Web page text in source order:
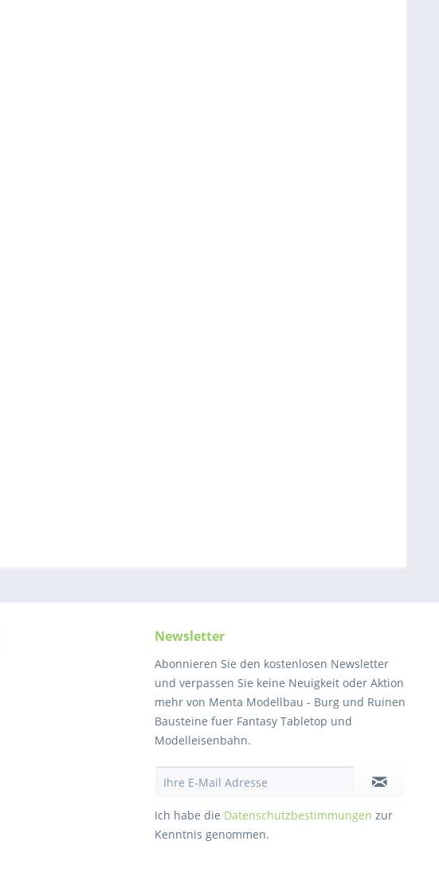
Newsletter
Abonnieren Sie den kostenlosen Newsletter
und verpassen Sie keine Neuigkeit oder Aktion
mehr von Menta Modellbau - Burg und Ruinen
Bausteine fuer Fantasy Tabletop und
Modelleisenbahn.
Ich habe die Datenschutzbestimmungen zur
Kenntnis genommen.